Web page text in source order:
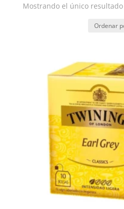
Mostrando el único resultado